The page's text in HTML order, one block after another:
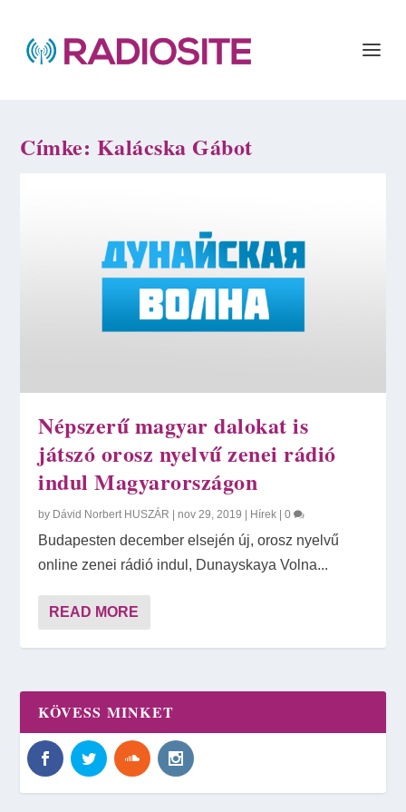
Címke: Kalácska Gábot
Népszerű magyar dalokat is
játszó orosz nyelvű zenei rádió
indul Magyarországon
by Dávid Norbert HUSZÁR |nov 29, 2019 | Hírek |0
Budapesten december elsején új, orosz nyelvű
online zenei rádió indul, Dunayskaya Volna...
READ MORE
KÖVESS MINKET